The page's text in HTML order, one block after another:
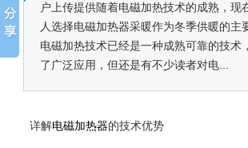
户上传提供随着电磁加热技术的成熟，现
人选择电磁加热器采暖作为冬季供暖的主
电磁加热技术已经是一种成熟可靠的技术
了广泛应用，但还是有不少读者对电...
详解电磁加热器的技术优势